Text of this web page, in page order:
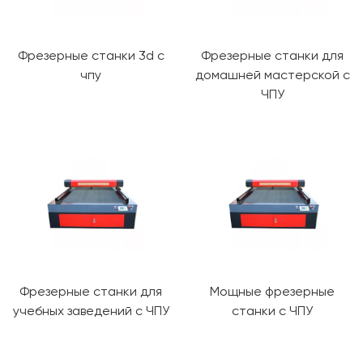
Фрезерные станки 3d с
чпу
Фрезерные станки для
домашней мастерской с
ЧПУ
Фрезерные станки для
учебных заведений с ЧПУ
Мощные фрезерные
станки с ЧПУ